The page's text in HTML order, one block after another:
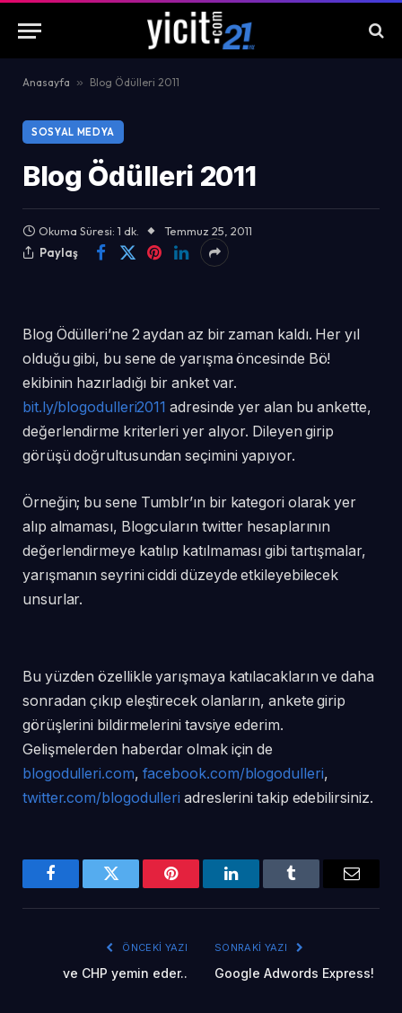
Anasayfa » Blog Ödülleri 2011
SOSYAL MEDYA
Blog Ödülleri 2011
Okuma Süresi: 1 dk.
Temmuz 25, 2011
Paylaş
Blog Ödülleri’ne 2 aydan az bir zaman kaldı. Her yıl
olduğu gibi, bu sene de yarışma öncesinde Bö!
ekibinin hazırladığı bir anket var.
bit.ly/blogodulleri2011 adresinde yer alan bu ankette,
değerlendirme kriterleri yer alıyor. Dileyen girip
görüşü doğrultusundan seçimini yapıyor.
Örneğin; bu sene Tumblr’ın bir kategori olarak yer
alıp almaması, Blogcuların twitter hesaplarının
değerlendirmeye katılıp katılmaması gibi tartışmalar,
yarışmanın seyrini ciddi düzeyde etkileyebilecek
unsurlar.
Bu yüzden özellikle yarışmaya katılacakların ve daha
sonradan çıkıp eleştirecek olanların, ankete girip
görüşlerini bildirmelerini tavsiye ederim.
Gelişmelerden haberdar olmak için de
blogodulleri.com, facebook.com/blogodulleri,
twitter.com/blogodulleri adreslerini takip edebilirsiniz.
FacebookTwitter Pinterest LinkedInTumblr Email
ÖNCEKI YAZI
ve CHP yemin eder..
SONRAKI YAZI
Google Adwords Express!